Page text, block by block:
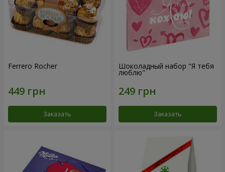
Ferrero Rocher
Заказать
Шоколадный набор "Я тебя
люблю"
Заказать